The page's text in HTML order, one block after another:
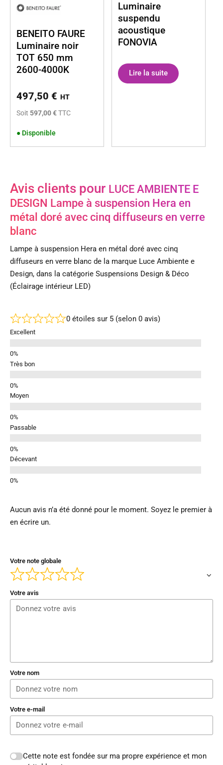
BENEITO FAURE
Luminaire noir
TOT 650 mm
2600-4000K
497,50 € HT
Soit 597,00 €TTC
● Disponible
Luminaire
suspendu
acoustique
FONOVIA
Lire la suite
Avis clients pour LUCE AMBIENTE E
DESIGN Lampe à suspension Hera en
métal doré avec cinq diffuseurs en verre
blanc
Lampe à suspension Hera en métal doré avec cinq
diffuseurs en verre blanc de la marque Luce Ambiente e
Design, dans la catégorie Suspensions Design & Déco
(Éclairage intérieur LED)
0 étoiles sur 5 (selon 0 avis)
Excellent
Très bon
Moyen
Passable
Décevant
Aucun avis n’a été donné pour le moment. Soyez le premier à
en écrire un.
Votre note globale
Votre avis
Votre nom
Votre e-mail
Cette note est fondée sur ma propre expérience et mon